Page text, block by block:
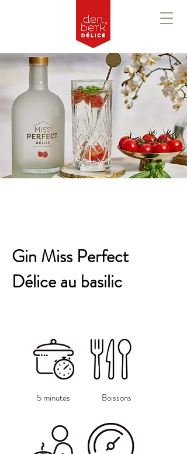
Gin Miss Perfect
Délice au basilic
5 minutes Boissons